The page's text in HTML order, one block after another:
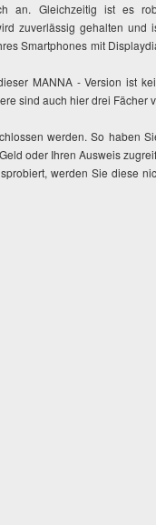
an. Gleichzeitig ist es
zuverlässig gehalten und
Smartphones mit
MANNA - Version ist
sind auch hier drei Fächer
werden. So haben
oder Ihren Ausweis
werden Sie diese